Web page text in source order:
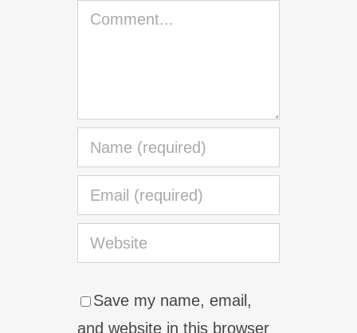
Comment
Save my name, email,
and website in this browser